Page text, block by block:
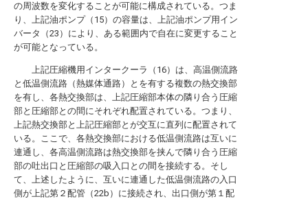
の周波数を変化することが可能に構成されている。つま
り、上記油ポンプ（15）の容量は、上記油ポンプ用イン
バータ（23）により、ある範囲内で自在に変更すること
が可能となっている。
上記圧縮機用インタークーラ（16）は、高温側流路
と低温側流路（熱媒体通路）とを有する複数の熱交換部
を有し、各熱交換部は、上記圧縮部本体の隣り合う圧縮
部と圧縮部との間にそれぞれ配置されている。つまり、
上記熱交換部と上記圧縮部とが交互に直列に配置されて
いる。ここで、各熱交換部における低温側流路は互いに
連通し、各高温側流路は熱交換部を挟んで隣り合う圧縮
部の吐出口と圧縮部の吸入口との間を接続する。そし
て、上述したように、互いに連通した低温側流路の入口
側が上記第２配管（22b）に接続され、出口側が第１配